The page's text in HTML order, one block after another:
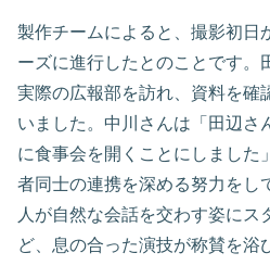
製作チームによると、撮影初日
ーズに進行したとのことです。
実際の広報部を訪れ、資料を確
いました。中川さんは「田辺さ
に食事会を開くことにしました
者同士の連携を深める努力をし
人が自然な会話を交わす姿にス
ど、息の合った演技が称賛を浴